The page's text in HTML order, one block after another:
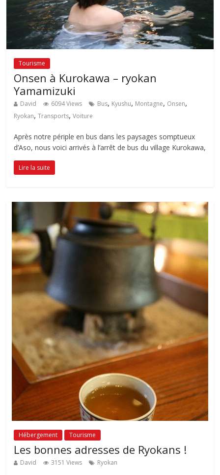
Tourisme
Onsen à Kurokawa – ryokan
Yamamizuki
David 6094 Views Bus, Kyushu, Montagne, Onsen,
Ryokan,Transports,Voiture
Après notre périple en bus dans les paysages somptueux
d’Aso, nous voici arrivés à l’arrêt de bus du village Kurokawa,
Lire la suite
Hébergement Tourisme
Les bonnes adresses de Ryokans !
David 3151 Views Ryokan